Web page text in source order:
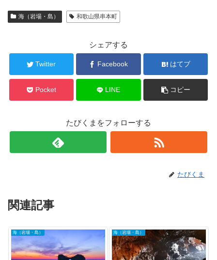
海（岩場・島） 和歌山県串本町
シェアする
Twitter Facebook はてブ
Pocket LINE コピー
たびくまをフォローする
たびくま
関連記事
海（岩場・島） 海（岩場・島）